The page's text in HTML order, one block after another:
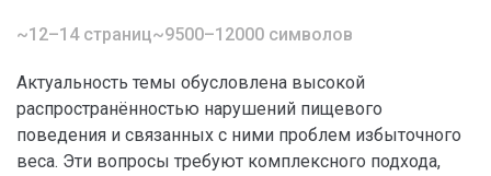
~12–14 страниц~9500–12000 символов
Актуальность темы обусловлена высокой
распространённостью нарушений пищевого
поведения и связанных с ними проблем избыточного
веса. Эти вопросы требуют комплексного подхода,